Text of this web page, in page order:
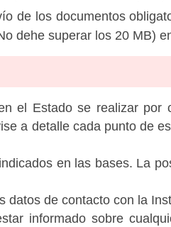
de los documentos
dehe superar los 20 MB)
el Estado se realizar
a detalle cada punto de
en las bases. La
datos de contacto con la
informado sobre